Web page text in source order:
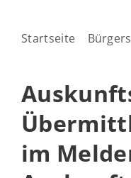
Startseite
im